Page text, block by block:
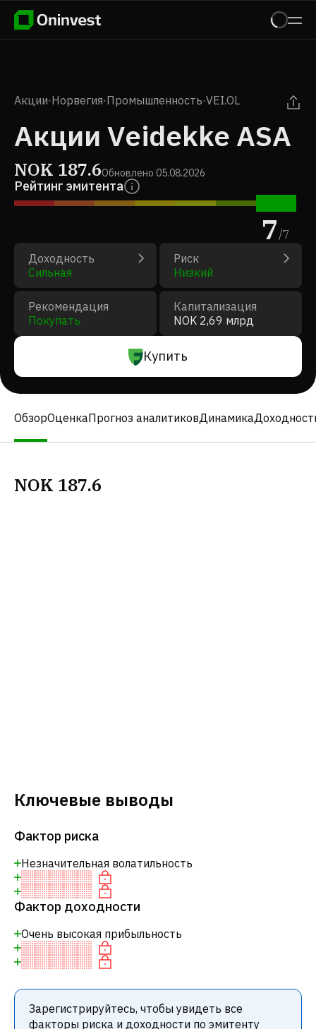
Акции·Норвегия·Промышленность·VEI.OL
Акции Veidekke ASA
NOK 187.6Обновлено 05.08.2026
Рейтинг эмитента
7/7
Доходность
Сильная
Риск
Низкий
Рекомендация
Покупать
Капитализация
NOK 2,69 млрд
Купить
ОбзорОценкаПрогноз аналитиковДинамика
NOK 187.6
Ключевые выводы
Фактор риска
Незначительная волатильность
Фактор доходности
Очень высокая прибыльность
Зарегистрируйтесь, чтобы увидеть все
факторы риска и доходности по эмитенту